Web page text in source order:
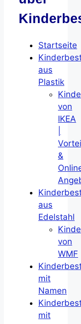
Startseite
aus
Plastik
von
IKEA
&
aus
Edelstahl
von
WMF
mit
Namen
mit